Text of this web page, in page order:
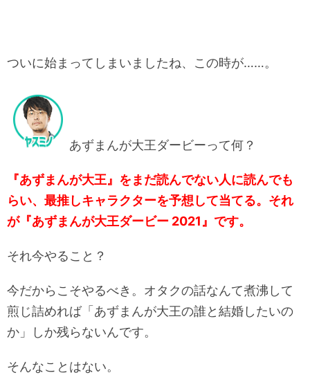
ついに始まってしまいましたね、この時が……。
あずまんが大王ダービーって何？
『あずまんが大王』をまだ読んでない人に読んでも
らい、最推しキャラクターを予想して当てる。それ
が『あずまんが大王ダービー 2021』です。
それ今やること？
今だからこそやるべき。オタクの話なんて煮沸して
煎じ詰めれば「あずまんが大王の誰と結婚したいの
か」しか残らないんです。
そんなことはない。